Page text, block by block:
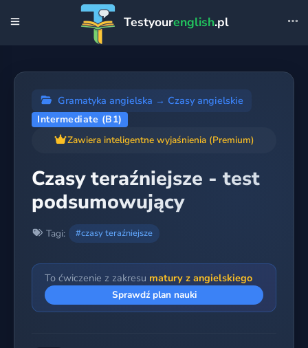
Testyourenglish.pl
Gramatyka angielska → Czasy angielskie
Intermediate (B1)
Zawiera inteligentne wyjaśnienia (Premium)
Czasy teraźniejsze - test
podsumowujący
Tagi: #czasy teraźniejsze
To ćwiczenie z zakresu matury z angielskiego
Sprawdź plan nauki